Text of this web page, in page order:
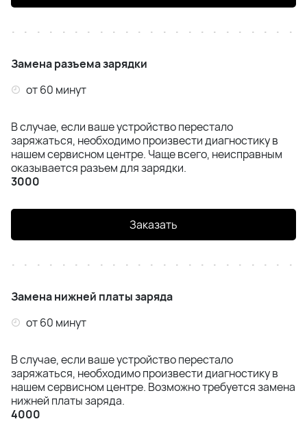
Samsung S24 Plus (S926)
Samsung S25 (S931)
Samsung S25 Plus (S936)
Samsung S25 Ultra (S938)
Samsung S26 Ultra(S948)
Samsung Z Flip 5 (F731)
Samsung Z Flip 6 (F741)
Замена разъема зарядки
от 60 минут
В случае, если ваше устройство перестало
заряжаться, необходимо произвести диагностику в
нашем сервисном центре. Чаще всего, неисправным
оказывается разъем для зарядки.
3000
Заказать
Замена нижней платы заряда
от 60 минут
В случае, если ваше устройство перестало
заряжаться, необходимо произвести диагностику в
нашем сервисном центре. Возможно требуется замена
нижней платы заряда.
4000